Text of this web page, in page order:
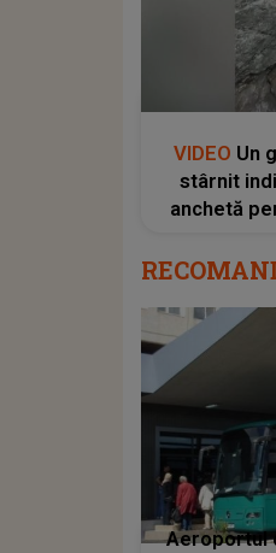
VIDEO Un
stârnit
anchetă
Aeroportul